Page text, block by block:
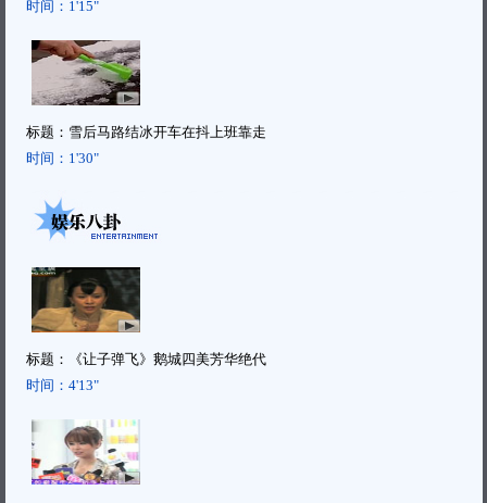
时间： 1'15"
标题： 雪后马路结冰开车在抖上班靠走
时间： 1'30"
标题：
《让子弹飞》鹅城四美芳华绝代
时间： 4'13"